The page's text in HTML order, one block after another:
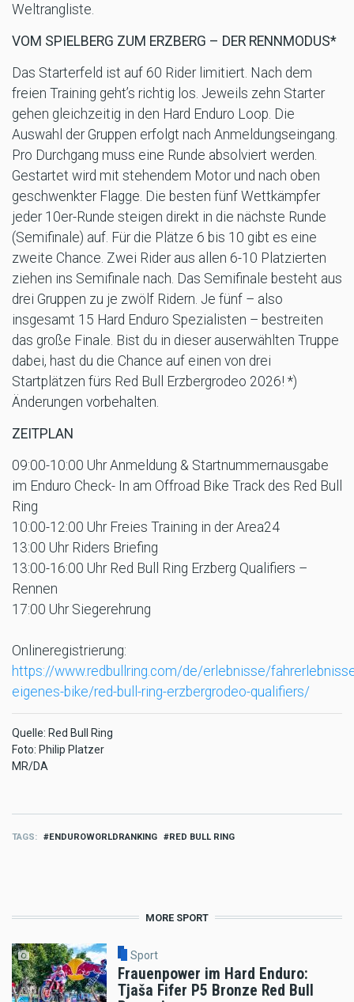
Weltrangliste.
VOM SPIELBERG ZUM ERZBERG – DER RENNMODUS*
Das Starterfeld ist auf 60 Rider limitiert. Nach dem
freien Training geht’s richtig los. Jeweils zehn Starter
gehen gleichzeitig in den Hard Enduro Loop. Die
Auswahl der Gruppen erfolgt nach Anmeldungseingang.
Pro Durchgang muss eine Runde absolviert werden.
Gestartet wird mit stehendem Motor und nach oben
geschwenkter Flagge. Die besten fünf Wettkämpfer
jeder 10er-Runde steigen direkt in die nächste Runde
(Semifinale) auf. Für die Plätze 6 bis 10 gibt es eine
zweite Chance. Zwei Rider aus allen 6-10 Platzierten
ziehen ins Semifinale nach. Das Semifinale besteht aus
drei Gruppen zu je zwölf Ridern. Je fünf – also
insgesamt 15 Hard Enduro Spezialisten – bestreiten
das große Finale. Bist du in dieser auserwählten Truppe
dabei, hast du die Chance auf einen von drei
Startplätzen fürs Red Bull Erzbergrodeo 2026! *)
Änderungen vorbehalten.
ZEITPLAN
09:00-10:00 Uhr Anmeldung & Startnummernausgabe
im Enduro Check- In am Offroad Bike Track des Red Bull
Ring
10:00-12:00 Uhr Freies Training in der Area24
13:00 Uhr Riders Briefing
13:00-16:00 Uhr Red Bull Ring Erzberg Qualifiers –
Rennen
17:00 Uhr Siegerehrung
Onlineregistrierung:
https://www.redbullring.com/de/erlebnisse/
eigenes-bike/red-bull-ring-erzbergrodeo-qualifiers/
Quelle: Red Bull Ring
Foto: Philip Platzer
MR/DA
TAGS ENDUROWORLDRANKING RED BULL RING
MORE SPORT
Sport
Frauenpower im Hard Enduro:
Tjaša Fifer P5 Bronze Red Bull